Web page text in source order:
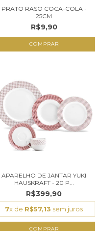
PRATO RASO COCA-COLA -
25CM
R$9,90
COMPRAR
APARELHO DE JANTAR YUKI
HAUSKRAFT - 20 P...
R$399,90
7x de R$57,13 sem juros